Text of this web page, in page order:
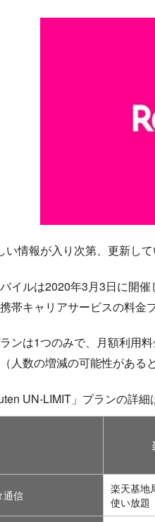
い情報が入り次第、更新して
イルは2020年3月3日に開
帯キャリアサービスの料金
ンは1つのみで、月額利用
人数の増減の可能性がある
UN-LIMIT」プランの詳細
通信
楽天基地
使い放題